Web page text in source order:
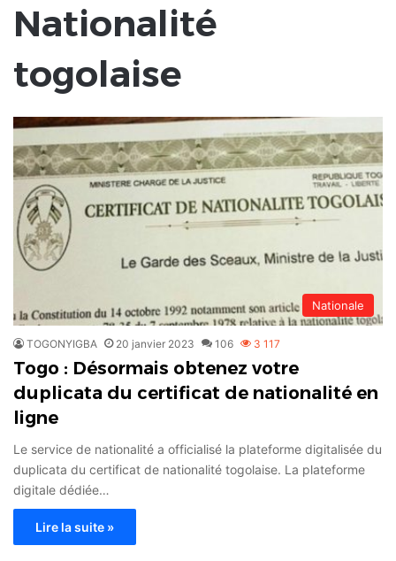
Nationalité
togolaise
Nationale
TOGONYIGBA 20 janvier 2023 106 3 117
Togo : Désormais obtenez votre
duplicata du certificat de nationalité en
ligne
Le service de nationalité a officialisé la plateforme digitalisée du
duplicata du certificat de nationalité togolaise. La plateforme
digitale dédiée…
Lire la suite »